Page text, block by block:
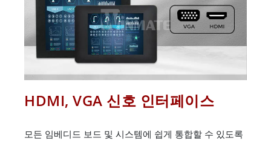
HDMI, VGA 신호 인터페이스
모든 임베디드 보드 및 시스템에 쉽게 통합할 수 있도록